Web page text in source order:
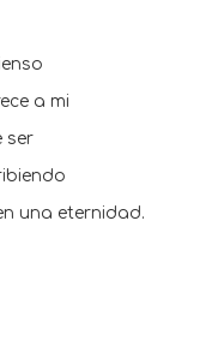
a mi
ser
una eternidad.